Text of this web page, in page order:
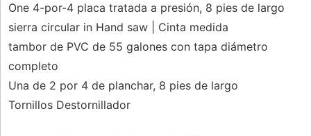
One 4-por-4 placa tratada a presión, 8 pies de largo
sierra circular in Hand saw | Cinta medida
tambor de PVC de 55 galones con tapa diámetro
completo
Una de 2 por 4 de planchar, 8 pies de largo
Tornillos Destornillador